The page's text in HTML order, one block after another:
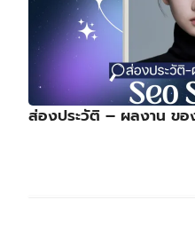
ส่องประวัติ – ผลงาน ข